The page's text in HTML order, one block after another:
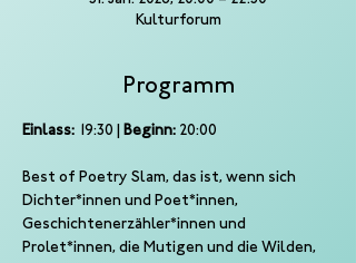
Kulturforum
Programm
Einlass: 19:30 | Beginn: 20:00
Best of Poetry Slam, das ist, wenn sich
Dichter*innen und Poet*innen,
Geschichtenerzähler*innen und
Prolet*innen, die Mutigen und die Wilden,